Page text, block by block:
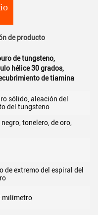
de producto
de tungsteno,
hélice 30 grados,
de tiamina
sólido, aleación del
del tungsteno
tonelero, de oro,
de extremo del espiral del
milímetro